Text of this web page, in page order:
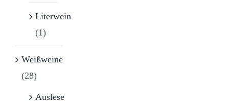
Literwein
(1)
Weißweine
(28)
Auslese